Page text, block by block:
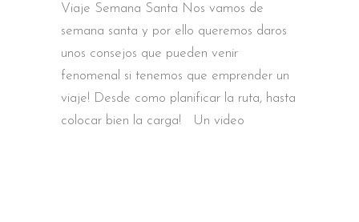
Viaje Semana Santa Nos vamos de
semana santa y por ello queremos daros
unos consejos que pueden venir
fenomenal si tenemos que emprender un
viaje! Desde como planificar la ruta, hasta
colocar bien la carga! Un video